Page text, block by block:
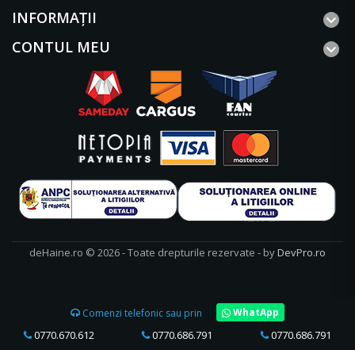
INFORMAŢII
CONTUL MEU
deHaine.ro © 2026 - Toate drepturile rezervate - byDevPro.ro
Comenzi telefonic sau prin WhatApp
0770.670.612 0770.686.791 0770.686.791